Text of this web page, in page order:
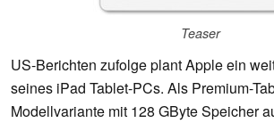
Teaser
US-Berichten zufolge plant Apple ein
seines iPad Tablet-PCs. Als Premium-
Modellvariante mit 128 GByte Speicher